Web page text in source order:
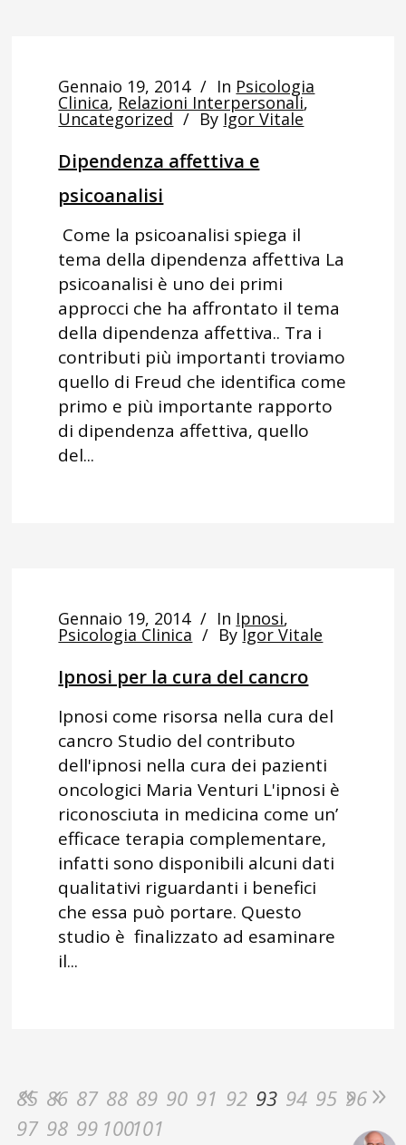
Gennaio 19, 2014 In Psicologia
Clinica, Relazioni Interpersonali,
Uncategorized By Igor Vitale
Dipendenza affettiva e
psicoanalisi
Come la psicoanalisi spiega il
tema della dipendenza affettiva La
psicoanalisi è uno dei primi
approcci che ha affrontato il tema
della dipendenza affettiva.. Tra i
contributi più importanti troviamo
quello di Freud che identifica come
primo e più importante rapporto
di dipendenza affettiva, quello
del...
Gennaio 19, 2014 In Ipnosi,
Psicologia Clinica By Igor Vitale
Ipnosi per la cura del cancro
Ipnosi come risorsa nella cura del
cancro Studio del contributo
dell'ipnosi nella cura dei pazienti
oncologici Maria Venturi L'ipnosi è
riconosciuta in medicina come un’
efficace terapia complementare,
infatti sono disponibili alcuni dati
qualitativi riguardanti i benefici
che essa può portare. Questo
studio è finalizzato ad esaminare
il...
85 86 87 88 89 90 91 92 93 94 95 96
97 98 99 100101